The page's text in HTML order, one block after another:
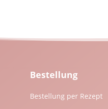
Bestellung
Bestellung per Rezept